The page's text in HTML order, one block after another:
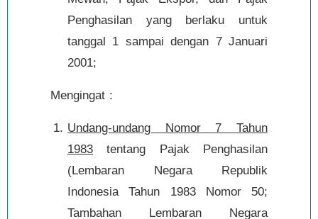
Penghasilan yang berlaku untuk
tanggal 1 sampai dengan 7 Januari
2001;
Mengingat :
Undang-undang Nomor 7 Tahun
1983 tentang Pajak Penghasilan
(Lembaran Negara Republik
Indonesia Tahun 1983 Nomor 50;
Tambahan Lembaran Negara